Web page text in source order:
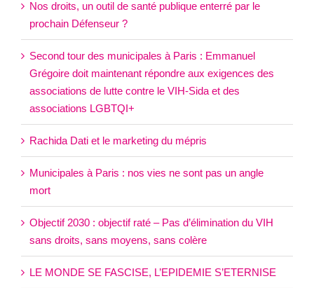
Nos droits, un outil de santé publique enterré par le
prochain Défenseur ?
Second tour des municipales à Paris : Emmanuel
Grégoire doit maintenant répondre aux exigences des
associations de lutte contre le VIH-Sida et des
associations LGBTQI+
Rachida Dati et le marketing du mépris
Municipales à Paris : nos vies ne sont pas un angle
mort
Objectif 2030 : objectif raté – Pas d’élimination du VIH
sans droits, sans moyens, sans colère
LE MONDE SE FASCISE, L’EPIDEMIE S’ETERNISE